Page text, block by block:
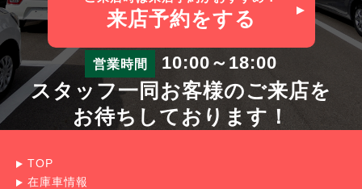
来店予約をする
営業時間 10:00～18:00
スタッフ一同お客様のご来店を
お待ちしております！
TOP
在庫車情報